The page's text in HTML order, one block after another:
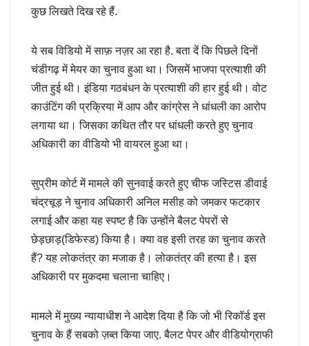
कुछ लिखते दिख रहे हैं.
ये सब विडियो में साफ़ नज़र आ रहा है. बता दें कि पिछले दिनों
चंडीगढ़ में मेयर का चुनाव हुआ था। जिसमें भाजपा प्रत्याशी की
जीत हुई थी। इंडिया गठबंधन के प्रत्याशी की हार हुई थी। वोट
काउंटिंग की प्रक्रिया में आप और कांग्रेस ने धांधली का आरोप
लगाया था। जिसका कथित तौर पर धांधली करते हुए चुनाव
अधिकारी का वीडियो भी वायरल हुआ था।
सुप्रीम कोर्ट में मामले की सुनवाई करते हुए चीफ जस्टिस डीवाई
चंद्रचूड़ ने चुनाव अधिकारी अनिल मसीह को जमकर फटकार
लगाई और कहा यह स्पष्ट है कि उन्होंने बैलट पेपरों से
छेड़छाड़(डिफेस्ड) किया है। क्या वह इसी तरह का चुनाव करते
हैं? यह लोकतंत्र का मजाक है। लोकतंत्र की हत्या है। इस
अधिकारी पर मुकदमा चलाना चाहिए।
मामले में मुख्य न्यायाधीश ने आदेश दिया है कि जो भी रिकॉर्ड इस
चुनाव के हैं सबको ज़ब्त किया जाए. बैलट पेपर और वीडियोग्राफी